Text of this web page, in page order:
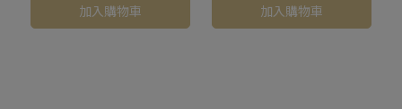
加入購物車 加入購物車